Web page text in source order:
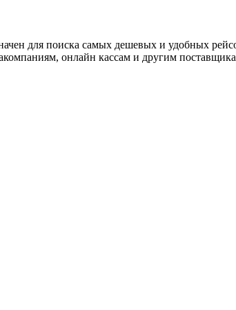
для поиска самых дешевых и удобных
онлайн кассам и другим